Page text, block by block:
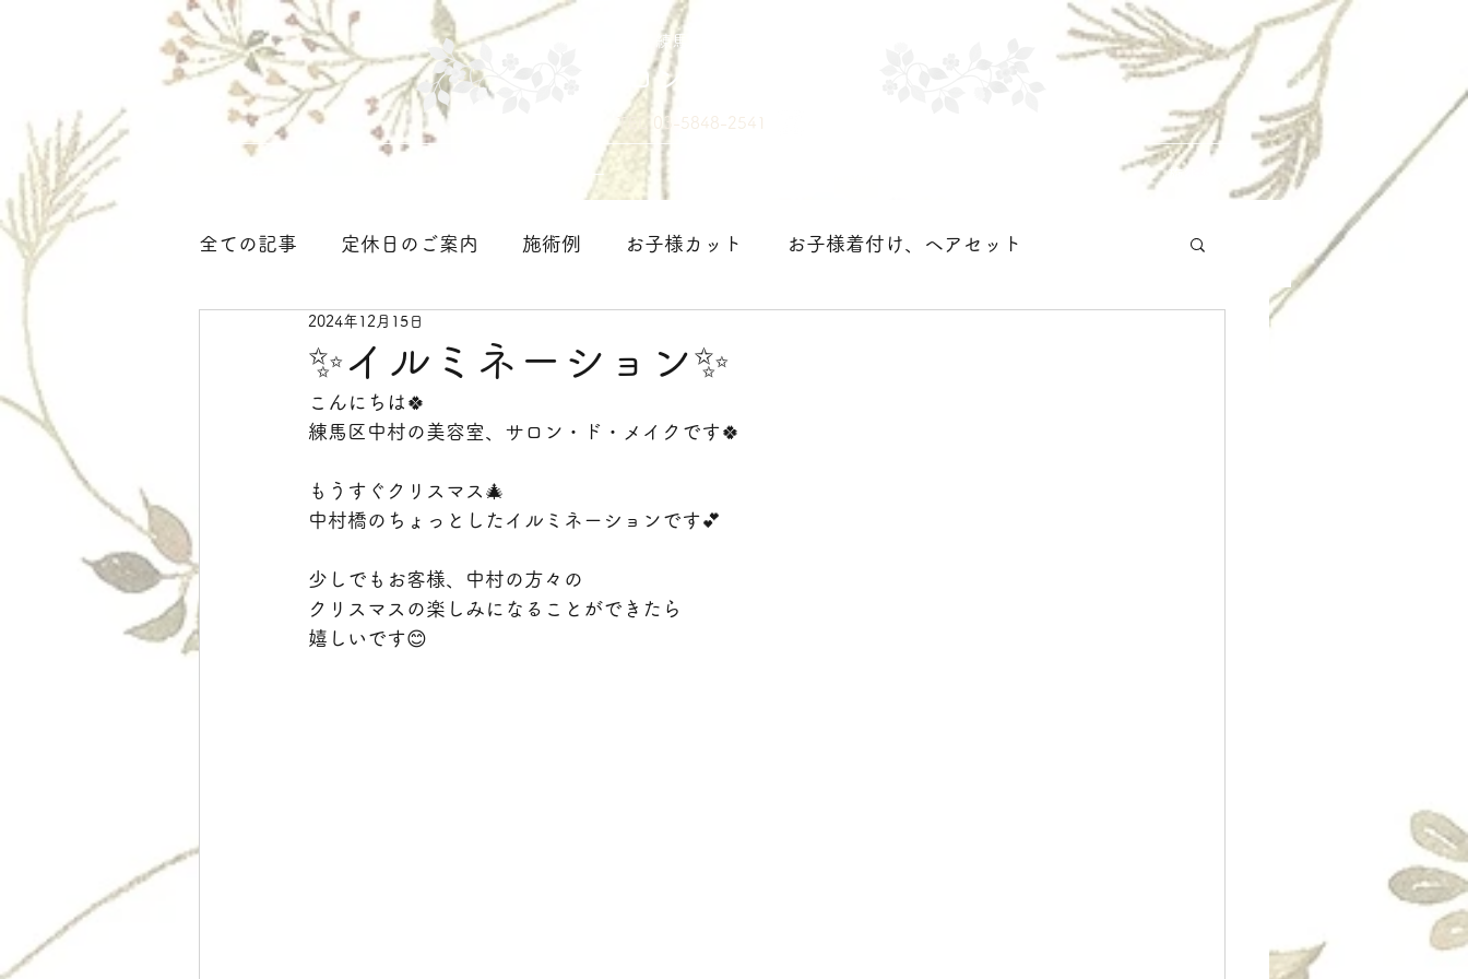
サロン・ド・メイク
練馬区中村の美容室
TEL 03-5848-2541
メニュー 施術例
全ての記事 定休日のご案内 施術例 お子様カット お子様着付け、ヘアセット
着付け、ヘアセット＜大人＞
✨イルミネーション✨
2024年12月15日
こんにちは🍀
練馬区中村の美容室、サロン・ド・メイクです🍀
もうすぐクリスマス🎄
中村橋のちょっとしたイルミネーションです💕
少しでもお客様、中村の方々の
クリスマスの楽しみになることができたら
嬉しいです😊